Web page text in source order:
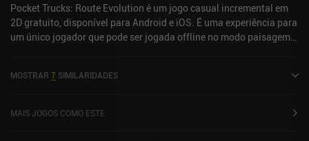
Pocket Trucks: Route Evolution é um jogo casual incremental em
2D gratuito, disponível para Android e iOS. É uma experiência para
um único jogador que pode ser jogada offline no modo paisagem.
em 5,0 na App Store do iOS.
MOSTRAR 7 SIMILARIDADES
MAIS JOGOS COMO ESTE